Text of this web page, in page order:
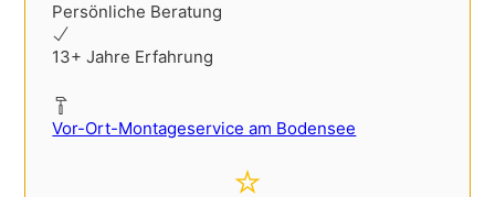
Persönliche Beratung
13+ Jahre Erfahrung
Vor-Ort-Montageservice am Bodensee